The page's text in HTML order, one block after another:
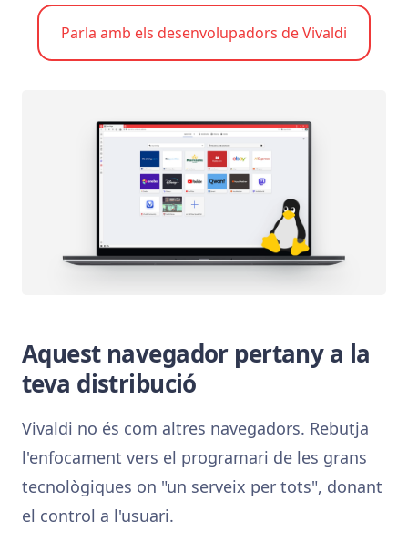
Parla amb els desenvolupadors de Vivaldi
Aquest navegador pertany a la
teva distribució
Vivaldi no és com altres navegadors. Rebutja
l'enfocament vers el programari de les grans
tecnològiques on "un serveix per tots", donant
el control a l'usuari.